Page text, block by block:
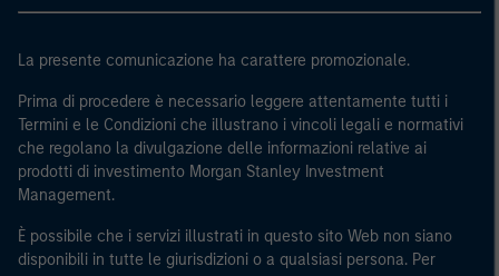
La presente comunicazione ha carattere promozionale.
Prima di procedere è necessario leggere attentamente tutti i
Termini e le Condizioni che illustrano i vincoli legali e normativi
che regolano la divulgazione delle informazioni relative ai
prodotti di investimento Morgan Stanley Investment
Management.
È possibile che i servizi illustrati in questo sito Web non siano
disponibili in tutte le giurisdizioni o a qualsiasi persona. Per